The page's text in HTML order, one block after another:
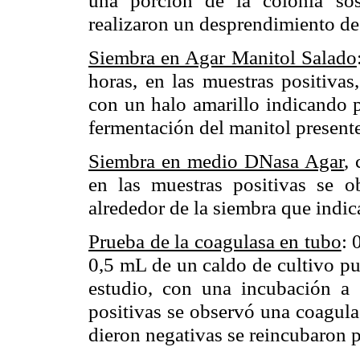
realizaron un desprendimiento
Siembra en Agar Manitol Salado
horas, en las muestras
con un halo amarillo indicando
fermentación del manitol
Siembra en medio DNasa Agar,
en las muestras positivas se
alrededor de la siembra que
Prueba de la coagulasa en tubo:
0,5 mL de un caldo de cultivo
estudio, con una incubación
positivas se observó una
dieron negativas se reincubaron